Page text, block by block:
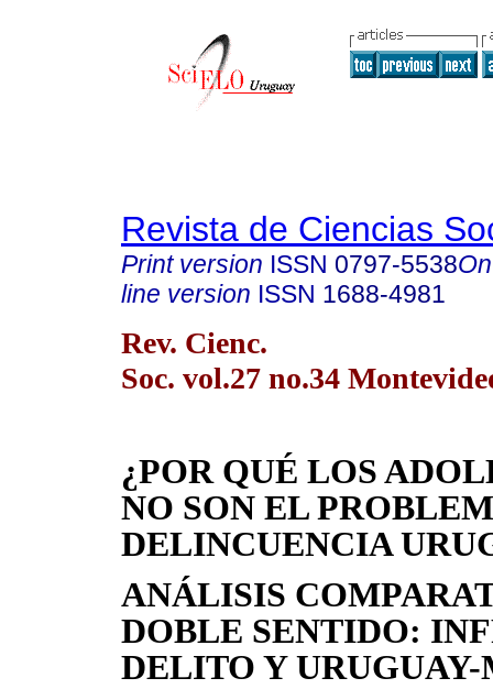
Revista de Ciencias
Print version ISSN 0797-5538
line version ISSN 1688-4981
Rev. Cienc.
Soc. vol.27 no.34
¿POR QUÉ LOS
NO SON EL
DELINCUENCIA
ANÁLISIS
DOBLE SENTIDO:
DELITO Y